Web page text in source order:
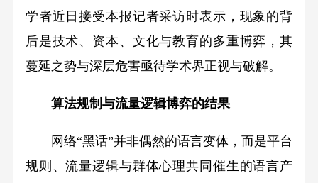
学者近日接受本报记者采访时表示，现象的背
后是技术、资本、文化与教育的多重博弈，其
蔓延之势与深层危害亟待学术界正视与破解。
算法规制与流量逻辑博弈的结果
网络“黑话”并非偶然的语言变体，而是平台
规则、流量逻辑与群体心理共同催生的语言产